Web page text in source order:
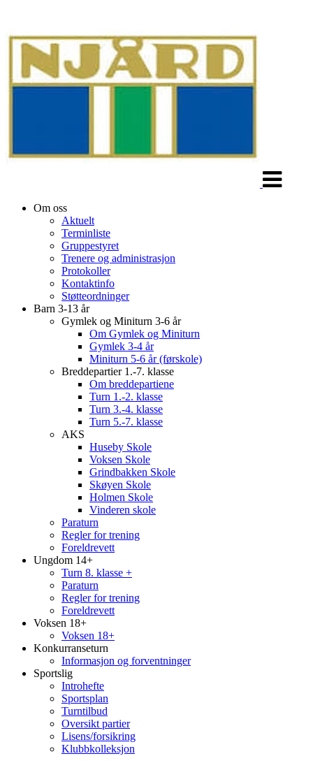
Om oss
Aktuelt
Terminliste
Gruppestyret
Trenere og administrasjon
Protokoller
Kontaktinfo
Støtteordninger
Barn 3-13 år
Gymlek og Miniturn 3-6 år
Om Gymlek og Miniturn
Gymlek 3-4 år
Miniturn 5-6 år (førskole)
Breddepartier 1.-7. klasse
Om breddepartiene
Turn 1.-2. klasse
Turn 3.-4. klasse
Turn 5.-7. klasse
AKS
Huseby Skole
Voksen Skole
Grindbakken Skole
Skøyen Skole
Holmen Skole
Vinderen skole
Paraturn
Regler for trening
Foreldrevett
Ungdom 14+
Turn 8. klasse +
Paraturn
Regler for trening
Foreldrevett
Voksen 18+
Voksen 18+
Konkurranseturn
Informasjon og forventninger
Sportslig
Introhefte
Sportsplan
Turntilbud
Oversikt partier
Lisens/forsikring
Klubbkolleksjon